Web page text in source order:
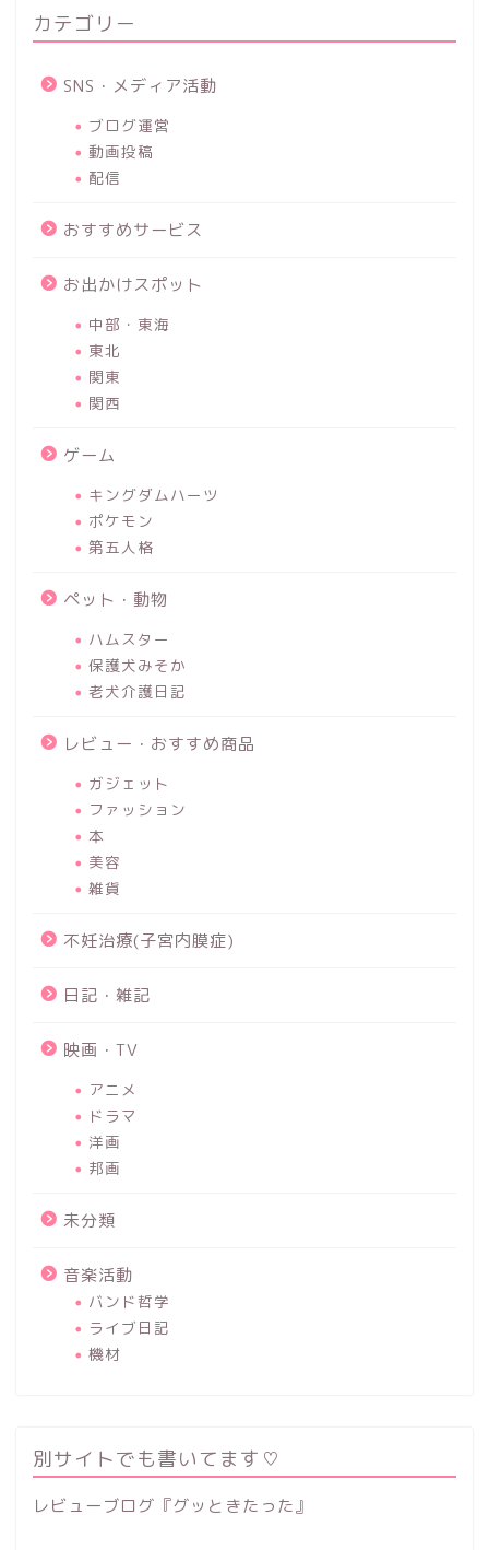
カテゴリー
SNS・メディア活動
ブログ運営
動画投稿
配信
おすすめサービス
お出かけスポット
中部・東海
東北
関東
関西
ゲーム
キングダムハーツ
ポケモン
第五人格
ペット・動物
ハムスター
保護犬みそか
老犬介護日記
レビュー・おすすめ商品
ガジェット
ファッション
本
美容
雑貨
不妊治療(子宮内膜症)
日記・雑記
映画・TV
アニメ
ドラマ
洋画
邦画
未分類
音楽活動
バンド哲学
ライブ日記
機材
別サイトでも書いてます♡
レビューブログ『グッときたった』